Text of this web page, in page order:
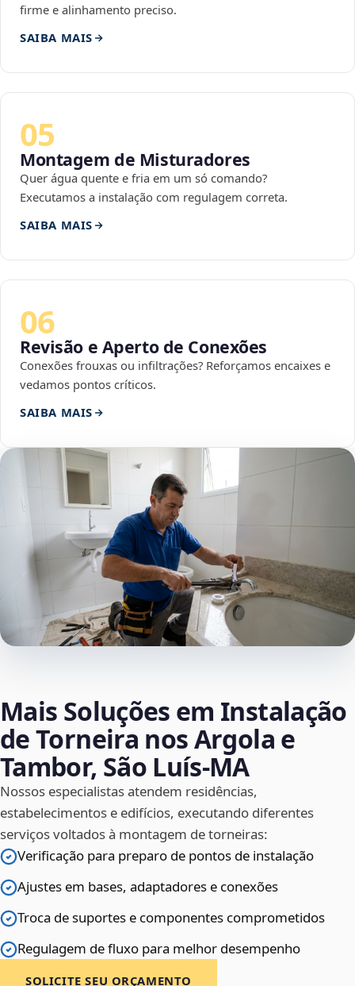
firme e alinhamento preciso.
SAIBA MAIS
05
Montagem de Misturadores
Quer água quente e fria em um só comando?
Executamos a instalação com regulagem correta.
SAIBA MAIS
06
Revisão e Aperto de Conexões
Conexões frouxas ou infiltrações? Reforçamos encaixes e
vedamos pontos críticos.
SAIBA MAIS
Mais Soluções em Instalação
de Torneira nos Argola e
Tambor, São Luís‑MA
Nossos especialistas atendem residências,
estabelecimentos e edifícios, executando diferentes
serviços voltados à montagem de torneiras:
Verificação para preparo de pontos de instalação
Ajustes em bases, adaptadores e conexões
Troca de suportes e componentes comprometidos
Regulagem de fluxo para melhor desempenho
SOLICITE SEU ORÇAMENTO